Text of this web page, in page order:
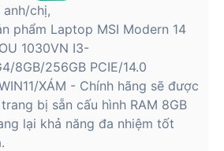
đồng bộ rất thu hút ánh nhìn
bạc từ phần vỏ cho tới cả bàn phím
mạch và cao cấp cho chiếc máy. Đặc
cấp giả nhôm khiến Asus X515 trông
chiếc laptop cao cấp. Khi sử dụng,
thấy sự liền mạch, nguyên khối và
anh/chị,
phẩm Laptop MSI Modern 14
1030VN I3-
8GB/256GB PCIE/14.0
XÁM - Chính hãng sẽ được
bị sẵn cấu hình RAM 8GB
lại khả năng đa nhiệm tốt